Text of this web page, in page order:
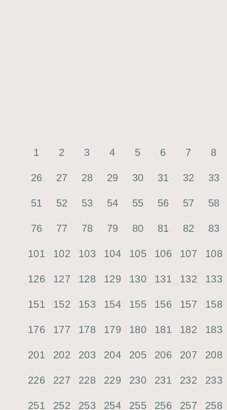
1 2 3 4 5 6 7 8
26 27 28 29 30 31 32 33
51 52 53 54 55 56 57 58
76 77 78 79 80 81 82 83
101 102 103 104 105 106 107 108
126 127 128 129 130 131 132 133
151 152 153 154 155 156 157 158
176 177 178 179 180 181 182 183
201 202 203 204 205 206 207 208
226 227 228 229 230 231 232 233
251 252 253 254 255 256 257 258